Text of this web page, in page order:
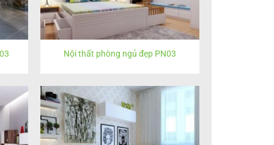
Nội thất phòng ngủ đẹp PN03